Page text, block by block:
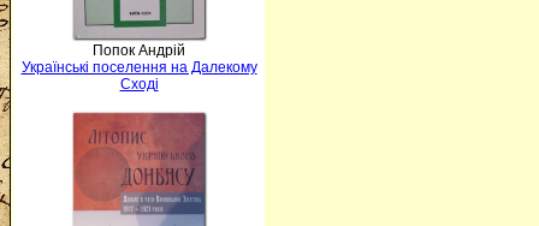
Попок Андрій
Українські поселення на Далекому
Сході